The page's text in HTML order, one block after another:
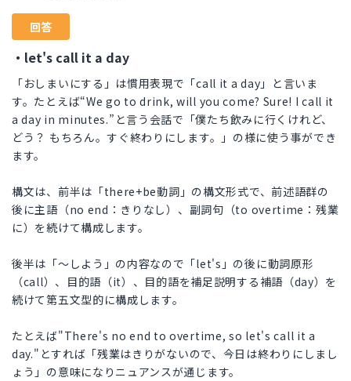
回答
・let's call it a day
「おしまいにする」は慣用表現で「call it a day」と言いま
す。たとえば“We go to drink, will you come? Sure! I call it
a day in minutes.”と言う会話で「僕たち飲みに行くけれど、
どう？ もちろん。すぐ終わりにします。」の様に使う事ができ
ます。
構文は、前半は「there+be動詞」の構文形式で、前述語群の
後に主語（no end：きりなし）、副詞句（to overtime：残業
に）を続けて構成します。
後半は「～しよう」の内容なので「let's」の後に動詞原形
（call）、目的語（it）、目的語を補足説明する補語（day）を
続けて第五文型的に構成します。
たとえば"There's no end to overtime, so let's call it a
day."とすれば「残業はきりがないので、今日は終わりにしまし
ょう」の意味になりニュアンスが通じます。